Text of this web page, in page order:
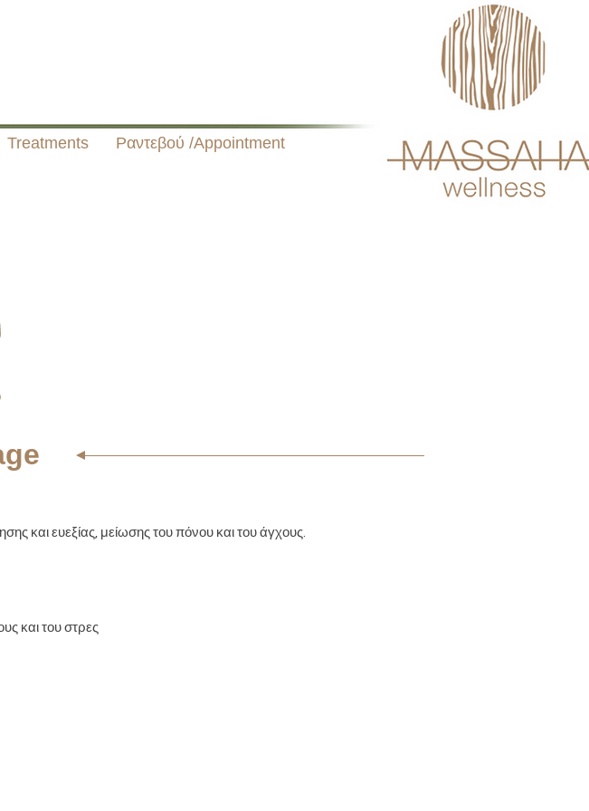
Treatments Ραντεβού /Appointment
και ευεξίας, μείωσης του πόνου και του άγχους.
και του στρες